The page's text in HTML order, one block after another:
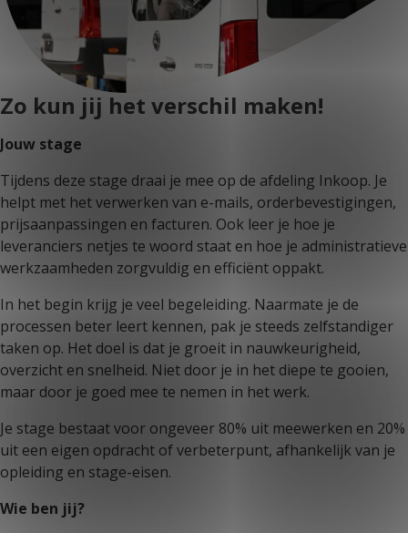
Zo kun jij het verschil maken!
Jouw stage
Tijdens deze stage draai je mee op de afdeling Inkoop. Je
helpt met het verwerken van e-mails, orderbevestigingen,
prijsaanpassingen en facturen. Ook leer je hoe je
leveranciers netjes te woord staat en hoe je administratieve
werkzaamheden zorgvuldig en efficiënt oppakt.
In het begin krijg je veel begeleiding. Naarmate je de
processen beter leert kennen, pak je steeds zelfstandiger
taken op. Het doel is dat je groeit in nauwkeurigheid,
overzicht en snelheid. Niet door je in het diepe te gooien,
maar door je goed mee te nemen in het werk.
Je stage bestaat voor ongeveer 80% uit meewerken en 20%
uit een eigen opdracht of verbeterpunt, afhankelijk van je
opleiding en stage-eisen.
Wie ben jij?